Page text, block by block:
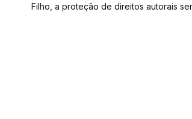
Filho, a proteção de direitos autorais